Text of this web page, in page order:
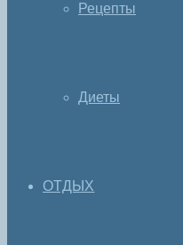
Рецепты
Диеты
ОТДЫХ